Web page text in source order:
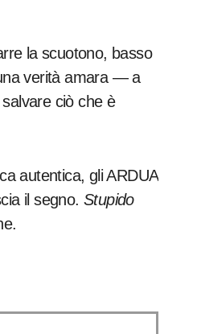
la scuotono, basso
verità amara — a
ciò che è
autentica, gli ARDUA
il segno.Stupido